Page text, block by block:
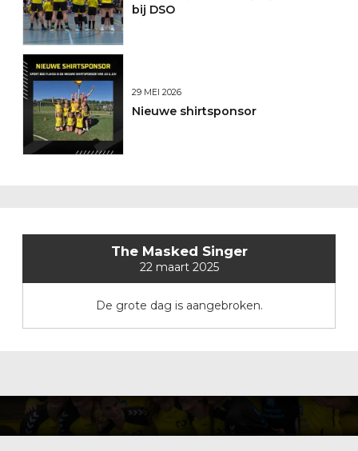
bij DSO
29 MEI 2026
Nieuwe shirtsponsor
The Masked Singer
22 maart 2025
De grote dag is aangebroken.